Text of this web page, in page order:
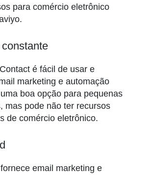
para comércio eletrônico
é fácil de usar e
marketing e automação
boa opção para pequenas
mas pode não ter recursos
de comércio eletrônico.
email marketing e